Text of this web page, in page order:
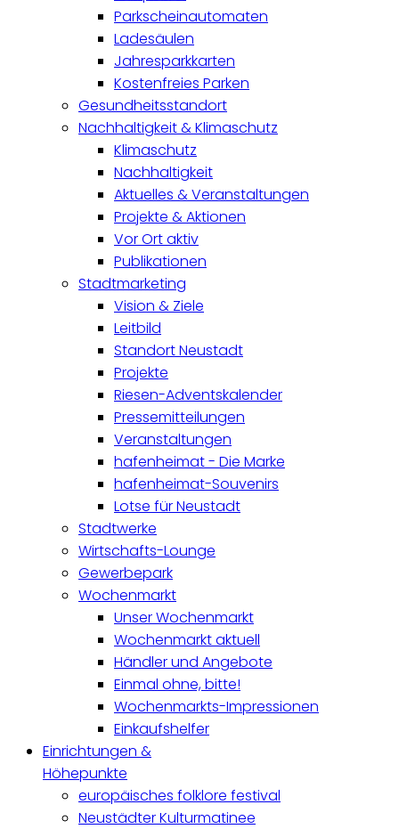
Parkscheinautomaten
Ladesäulen
Jahresparkkarten
Kostenfreies Parken
Gesundheitsstandort
Nachhaltigkeit & Klimaschutz
Klimaschutz
Nachhaltigkeit
Aktuelles & Veranstaltungen
Projekte & Aktionen
Vor Ort aktiv
Publikationen
Stadtmarketing
Vision & Ziele
Leitbild
Standort Neustadt
Projekte
Riesen-Adventskalender
Pressemitteilungen
Veranstaltungen
hafenheimat - Die Marke
hafenheimat-Souvenirs
Lotse für Neustadt
Stadtwerke
Wirtschafts-Lounge
Gewerbepark
Wochenmarkt
Unser Wochenmarkt
Wochenmarkt aktuell
Händler und Angebote
Einmal ohne, bitte!
Wochenmarkts-Impressionen
Einkaufshelfer
Einrichtungen &
Höhepunkte
europäisches folklore festival
Neustädter Kulturmatinee